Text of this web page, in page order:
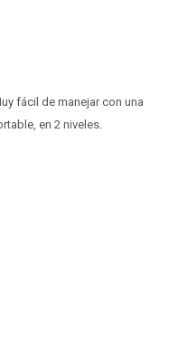
fácil de manejar con una
en 2 niveles.